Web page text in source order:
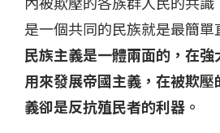
是一個共同的民族就是最簡單
民族主義是一體兩面的，在
用來發展帝國主義，在被欺
義卻是反抗殖民者的利器。